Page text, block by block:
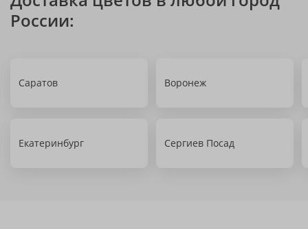
России:
Саратов Воронеж
Екатеринбург Сергиев Посад